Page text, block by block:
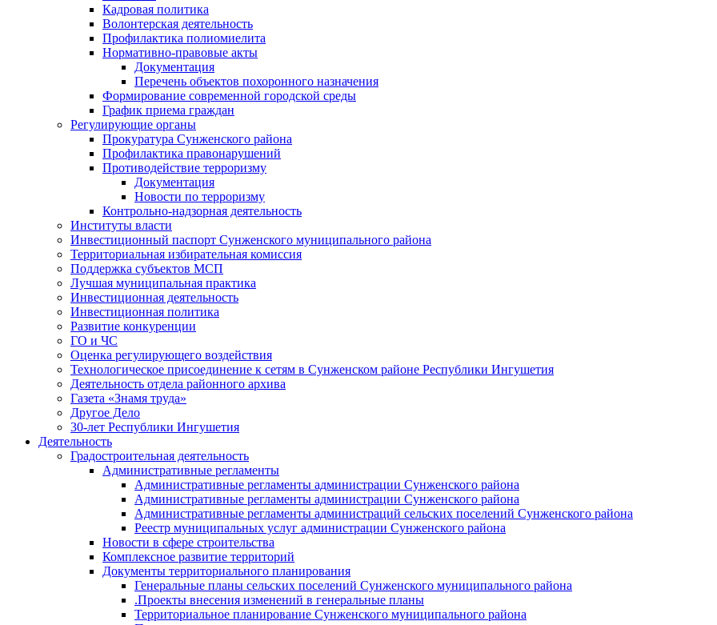
Кадровая политика
Волонтерская деятельность
Профилактика полиомиелита
Нормативно-правовые акты
Документация
Перечень объектов похоронного назначения
Формирование современной городской среды
График приема граждан
Регулирующие органы
Прокуратура Сунженского района
Профилактика правонарушений
Противодействие терроризму
Документация
Новости по терроризму
Контрольно-надзорная деятельность
Институты власти
Инвестиционный паспорт Сунженского муниципального района
Территориальная избирательная комиссия
Поддержка субъектов МСП
Лучшая муниципальная практика
Инвестиционная деятельность
Инвестиционная политика
Развитие конкуренции
ГО и ЧС
Оценка регулирующего воздействия
Технологическое присоединение к сетям в Сунженском районе Республики Ингушетия
Деятельность отдела районного архива
Газета «Знамя труда»
Другое Дело
30-лет Республики Ингушетия
Деятельность
Градостроительная деятельность
Административные регламенты
Административные регламенты администрации Сунженского района
Административные регламенты администрации Сунженского района
Административные регламенты администраций сельских поселений Сунженского района
Реестр муниципальных услуг администрации Сунженского района
Новости в сфере строительства
Комплексное развитие территорий
Документы территориального планирования
Генеральные планы сельских поселений Сунженского муниципального района
.Проекты внесения изменений в генеральные планы
Территориальное планирование Сунженского муниципального района